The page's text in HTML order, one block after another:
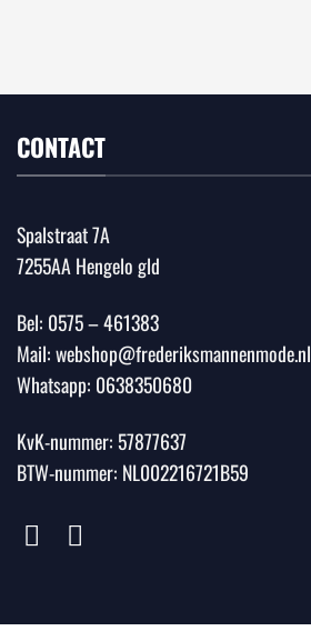
CONTACT
Spalstraat 7A
7255AA Hengelo gld
Bel: 0575 – 461383
Mail:webshop@frederiksmannenmode.nl
Whatsapp: 0638350680
KvK-nummer: 57877637
BTW-nummer: NL002216721B59